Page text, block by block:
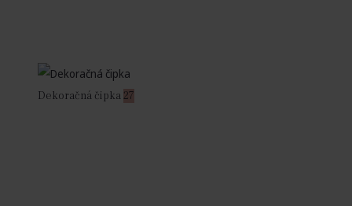
Dekoračná čipka 27